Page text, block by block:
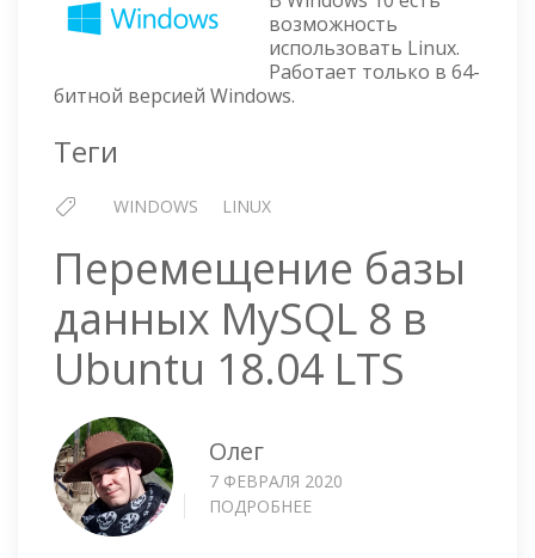
—
ВКЛЮЧАЕМ
BASH
возможность
использовать Linux.
Работает только в 64-
битной версией Windows.
Теги
WINDOWS LINUX
Перемещение базы
данных MySQL 8 в
Ubuntu 18.04 LTS
Олег
7 ФЕВРАЛЯ 2020
ПОДРОБНЕЕ